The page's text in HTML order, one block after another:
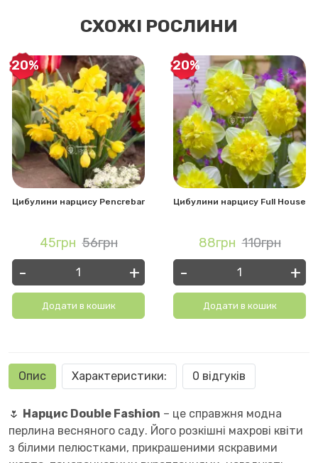
СХОЖІ РОСЛИНИ
-20%
Цибулини нарцису Pencrebar
45грн 56грн
- +
Додати в кошик
-20%
Цибулини нарцису Full House
88грн 110грн
- +
Додати в кошик
Опис Характеристики: 0 відгуків
🌷 Нарцис Double Fashion – це справжня модна
перлина весняного саду. Його розкішні махрові квіти
з білими пелюстками, прикрашеними яскравими